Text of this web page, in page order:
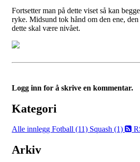
Fortsetter man på dette viset så kan
ryke. Midsund tok hånd om den ene,
dette skal være nivået.
Logg inn for å skrive en kommentar.
Kategori
Alle innlegg Fotball (11) Squash (1)
Arkiv